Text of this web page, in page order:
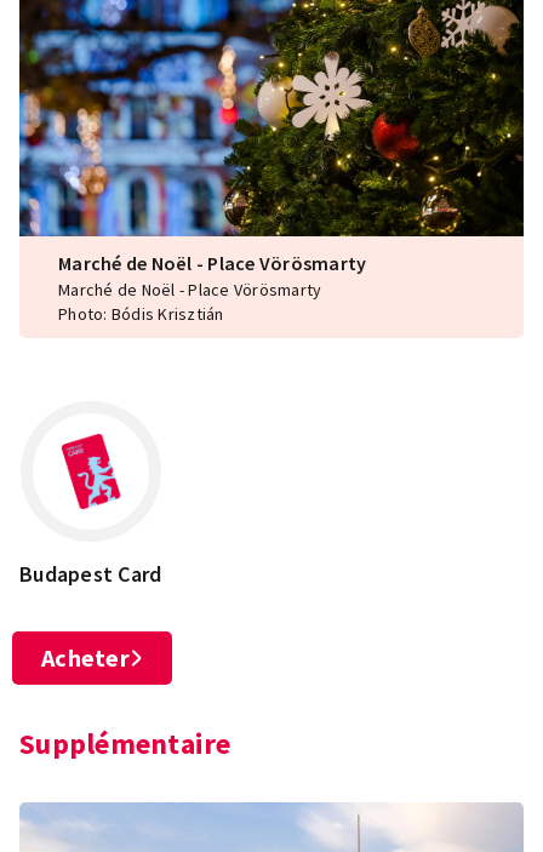
Marché de Noël - Place Vörösmarty
Marché de Noël - Place Vörösmarty
Photo: Bódis Krisztián
Budapest Card
Acheter
Supplémentaire